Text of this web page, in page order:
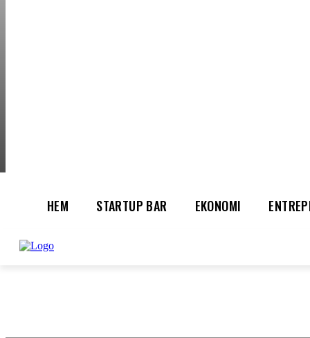
HEM STARTUP BAR EKONOMI
UTVALT: